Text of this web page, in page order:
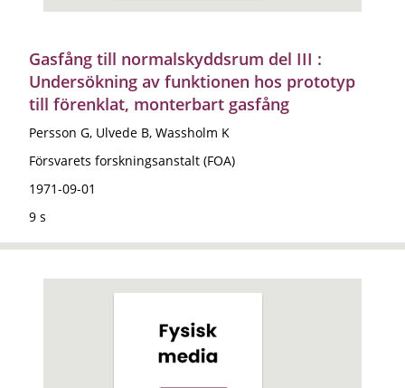
Gasfång till normalskyddsrum del III :
Undersökning av funktionen hos prototyp
till förenklat, monterbart gasfång
Persson G, Ulvede B, Wassholm K
Försvarets forskningsanstalt (FOA)
1971-09-01
9 s